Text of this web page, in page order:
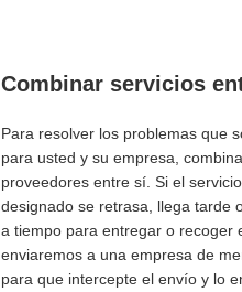
Combinar servicios
Para resolver los problemas que
para usted y su empresa,
proveedores entre sí. Si el
designado se retrasa, llega tarde
a tiempo para entregar o recoger
enviaremos a una empresa de
para que intercepte el envío y lo